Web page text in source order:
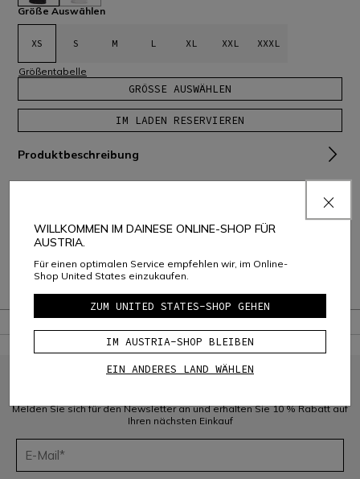
ausgewählt
Größe Auswählen
XS S M L XL XXL XXXL
Größentabelle
GRÖSSE AUSWÄHLEN
IM LADEN RESERVIEREN
Produktbeschreibung
Garantie
Melden Sie sich für den Newsletter an und erhalten Sie 10 % Rabatt auf
Ihren nächsten Einkauf
WILLKOMMEN IM DAINESE ONLINE-SHOP FÜR
AUSTRIA.
Für einen optimalen Service empfehlen wir, im Online-
Shop United States einzukaufen.
ZUM UNITED STATES-SHOP GEHEN
IM AUSTRIA-SHOP BLEIBEN
EIN ANDERES LAND WÄHLEN